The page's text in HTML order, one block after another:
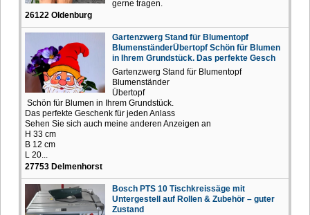
gerne tragen.
26122 Oldenburg
Gartenzwerg Stand für Blumentopf
BlumenständerÜbertopf Schön für Blumen
in Ihrem Grundstück. Das perfekte Gesch
Gartenzwerg Stand für Blumentopf
Blumenständer
Übertopf
Schön für Blumen in Ihrem Grundstück.
Das perfekte Geschenk für jeden Anlass
Sehen Sie sich auch meine anderen Anzeigen an
H 33 cm
B 12 cm
L 20...
27753 Delmenhorst
Bosch PTS 10 Tischkreissäge mit
Untergestell auf Rollen & Zubehör – guter
Zustand